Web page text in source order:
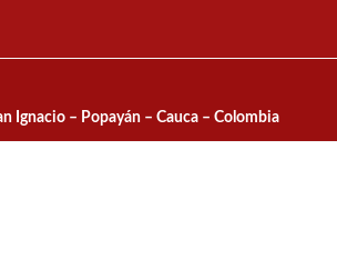
Ignacio – Popayán – Cauca – Colombia